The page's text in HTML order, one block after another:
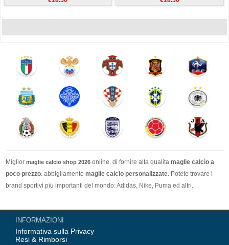
Miglior maglie calcio shop 2026 online. di fornire alta qualita maglie calcio a
poco prezzo. abbigliamento maglie calcio personalizzate. Potete trovare i
brand sportivi piu importanti del mondo: Adidas, Nike, Puma ed altri.
Nel nostro negozio trovi le calcio maglie italia Top Coppa Mondo 2026 Team(
Italia, Germania, Spagna, Argentina, Francia, Portogallo etc) piu importanti
delle squadre italiane (Juventus, AC Milan, Inter Milan, etc). Top europee
INFORMAZIONI
Informativa sulla Privacy
Resi & Rimborsi